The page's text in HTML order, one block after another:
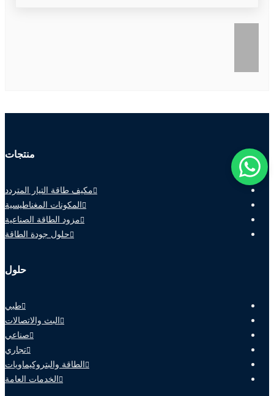
منتجات
مكيف طاقة التيار المتردد
المكونات المغناطيسية
مزود الطاقة الصناعية
حلول جودة الطاقة
حلول
طبي
البث والاتصالات
صناعي
تجاري
الطاقة والبتروكيماويات
الخدمات العامة